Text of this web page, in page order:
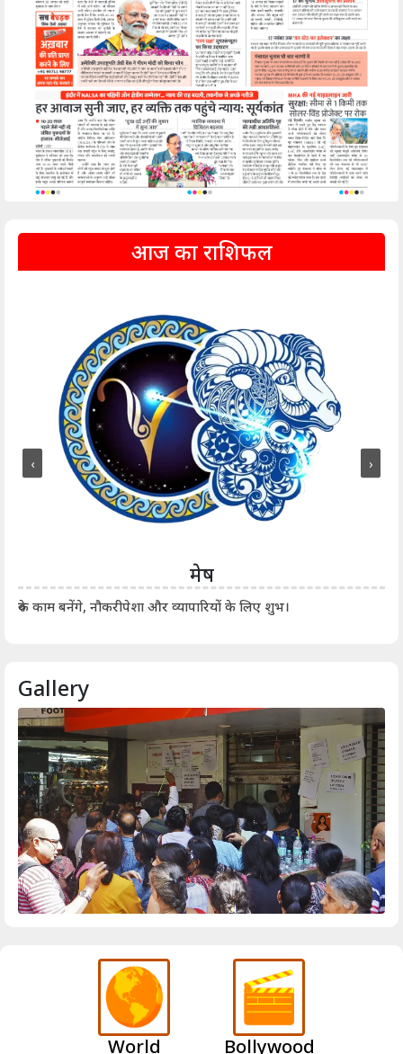
आज का राशिफल
मेष
रुके काम बनेंगे, नौकरीपेशा और व्यापारियों के लिए शुभ।
‹ ›
Gallery
World Bollywood